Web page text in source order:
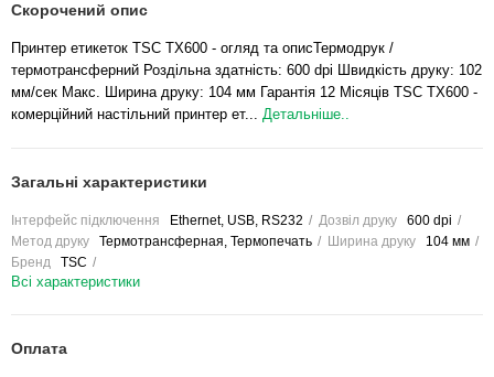
Скорочений опис
Принтер етикеток TSC TX600 - огляд та описТермодрук /
термотрансферний Роздільна здатність: 600 dpi Швидкість друку: 102
мм/сек Макс. Ширина друку: 104 мм Гарантія 12 Місяців TSC TX600 -
комерційний настільний принтер ет... Детальніше..
Загальні характеристики
Інтерфейс підключення Ethernet, USB, RS232 Дозвіл друку
600 dpi
Метод друку
Термотрансферная, Термопечать Ширина друку
104 мм
Бренд
TSC
Всі характеристики
Оплата